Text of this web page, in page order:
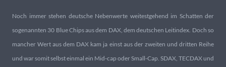
Noch immer stehen deutsche Nebenwerte weitestgehend im Schatten der
sogenannten 30 Blue Chips aus dem DAX, dem deutschen Leitindex. Doch so
mancher Wert aus dem DAX kam ja einst aus der zweiten und dritten Reihe
und war somit selbst einmal ein Mid-cap oder Small-Cap. SDAX, TECDAX und